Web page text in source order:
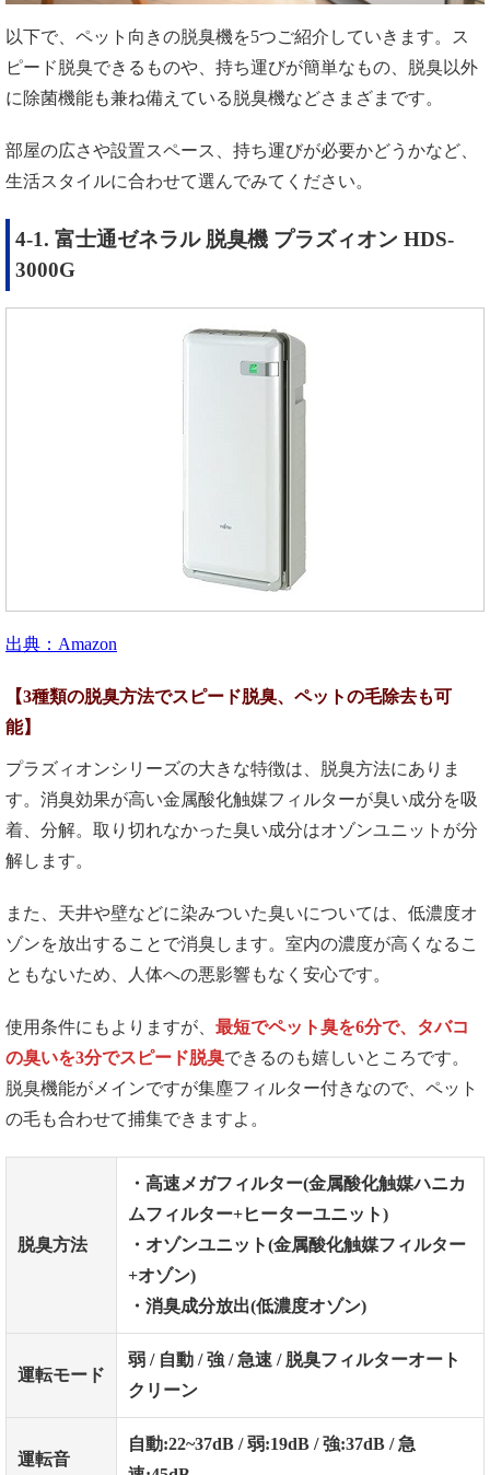
以下で、ペット向きの脱臭機を5つご紹介していきます。ス
ピード脱臭できるものや、持ち運びが簡単なもの、脱臭以外
に除菌機能も兼ね備えている脱臭機などさまざまです。
部屋の広さや設置スペース、持ち運びが必要かどうかなど、
生活スタイルに合わせて選んでみてください。
4-1. 富士通ゼネラル 脱臭機 プラズィオン HDS-
3000G
出典：Amazon
【3種類の脱臭方法でスピード脱臭、ペットの毛除去も可
能】
プラズィオンシリーズの大きな特徴は、脱臭方法にありま
す。消臭効果が高い金属酸化触媒フィルターが臭い成分を吸
着、分解。取り切れなかった臭い成分はオゾンユニットが分
解します。
また、天井や壁などに染みついた臭いについては、低濃度オ
ゾンを放出することで消臭します。室内の濃度が高くなるこ
ともないため、人体への悪影響もなく安心です。
使用条件にもよりますが、 最短でペット臭を6分で、タバコ
の臭いを3分でスピード脱臭できるのも嬉しいところです。
脱臭機能がメインですが集塵フィルター付きなので、ペット
の毛も合わせて捕集できますよ。
脱臭方法
・高速メガフィルター(金属酸化触媒ハニカ
ムフィルター+ヒーターユニット)
・オゾンユニット(金属酸化触媒フィルター
+オゾン)
・消臭成分放出(低濃度オゾン)
運転モード
弱 / 自動 /強 /急速 / 脱臭フィルターオート
クリーン
運転音
自動:22~37dB /弱:19dB /強:37dB /急